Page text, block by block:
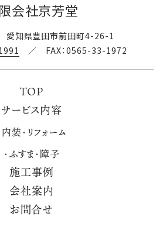
会社京芳堂
知県豊田市前田町4-26-1
／ FAX：0565-33-1972
TOP
サービス内容
内装・リフォーム
・ふすま・障子
施工事例
会社案内
お問合せ